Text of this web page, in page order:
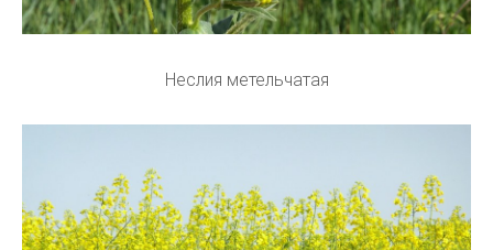
Неслия метельчатая